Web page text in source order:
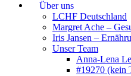
Über uns
LCHF Deutschland
Margret Ache –
Iris Jansen –
Unser Team
Anna-Lena
#19270 (kein